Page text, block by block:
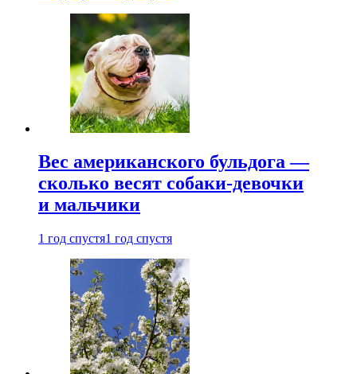
Вес американского бульдога —
сколько весят собаки-девочки
и мальчики
1 год спустя1 год спустя